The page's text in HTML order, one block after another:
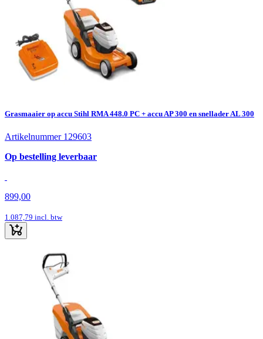
Grasmaaier op accu Stihl RMA 448.0 PC + accu AP 300 en snellader AL 300
Artikelnummer 129603
Op bestelling leverbaar
899,00
1.087,79 incl. btw